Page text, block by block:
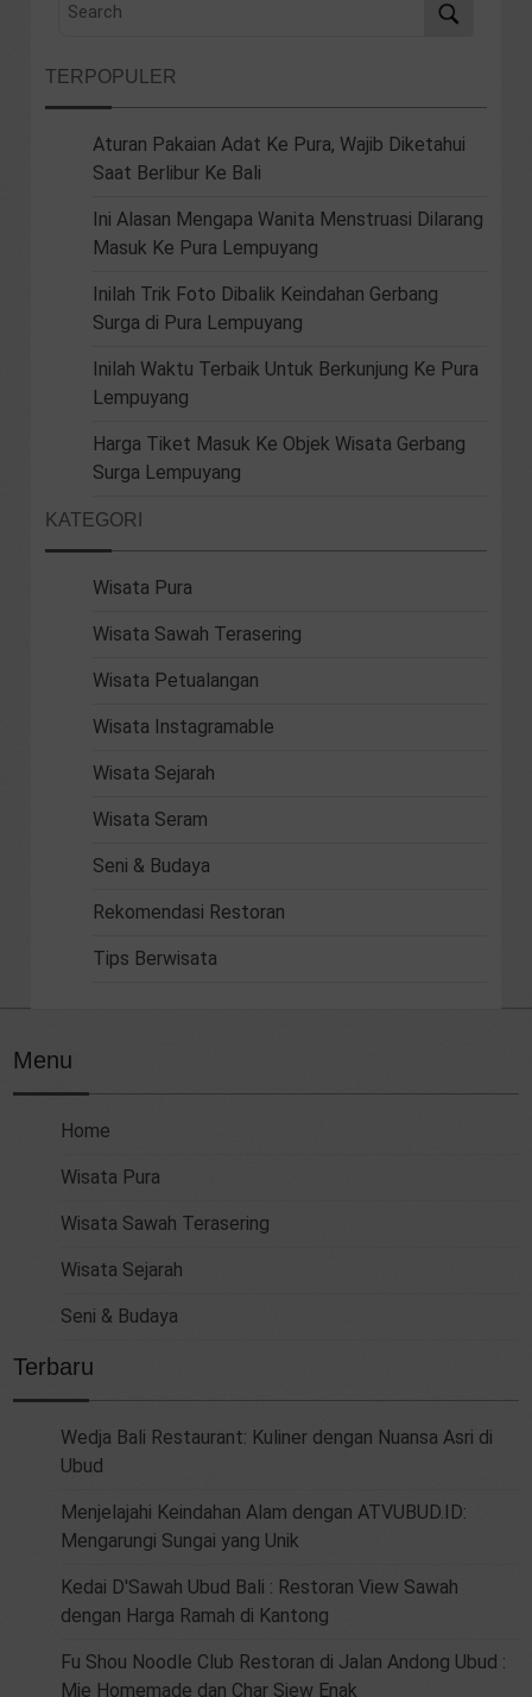
TERPOPULER
Aturan Pakaian Adat Ke Pura, Wajib Diketahui
Saat Berlibur Ke Bali
Ini Alasan Mengapa Wanita Menstruasi Dilarang
Masuk Ke Pura Lempuyang
Inilah Trik Foto Dibalik Keindahan Gerbang
Surga di Pura Lempuyang
Inilah Waktu Terbaik Untuk Berkunjung Ke Pura
Lempuyang
Harga Tiket Masuk Ke Objek Wisata Gerbang
Surga Lempuyang
KATEGORI
Wisata Pura
Wisata Sawah Terasering
Wisata Petualangan
Wisata Instagramable
Wisata Sejarah
Wisata Seram
Seni & Budaya
Rekomendasi Restoran
Tips Berwisata
Menu
Home
Wisata Pura
Wisata Sawah Terasering
Wisata Sejarah
Seni & Budaya
Terbaru
Wedja Bali Restaurant: Kuliner dengan Nuansa Asri di
Ubud
Menjelajahi Keindahan Alam dengan ATVUBUD.ID:
Mengarungi Sungai yang Unik
Kedai D'Sawah Ubud Bali : Restoran View Sawah
dengan Harga Ramah di Kantong
Fu Shou Noodle Club Restoran di Jalan Andong Ubud :
Mie Homemade dan Char Siew Enak